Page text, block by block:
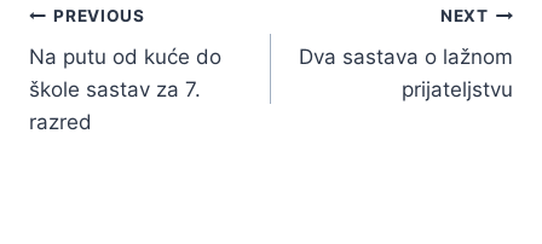
Kretanje
članka
PREVIOUS
Na putu od kuće do
škole sastav za 7.
razred
NEXT
Dva sastava o lažnom
prijateljstvu